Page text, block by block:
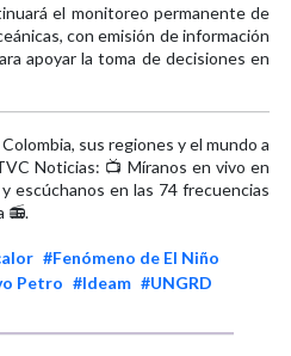
el monitoreo permanente de
con emisión de información
apoyar la toma de decisiones en
sus regiones y el mundo a
Noticias: 📺 Míranos en vivo en
escúchanos en las 74 frecuencias
📻.
#Fenómeno de El Niño
Petro #Ideam #UNGRD